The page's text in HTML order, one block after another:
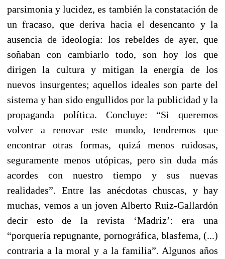
parsimonia y lucidez, es también la constatación de
un fracaso, que deriva hacia el desencanto y la
ausencia de ideología: los rebeldes de ayer, que
soñaban con cambiarlo todo, son hoy los que
dirigen la cultura y mitigan la energía de los
nuevos insurgentes; aquellos ideales son parte del
sistema y han sido engullidos por la publicidad y la
propaganda política. Concluye: “Si queremos
volver a renovar este mundo, tendremos que
encontrar otras formas, quizá menos ruidosas,
seguramente menos utópicas, pero sin duda más
acordes con nuestro tiempo y sus nuevas
realidades”. Entre las anécdotas chuscas, y hay
muchas, vemos a un joven Alberto Ruiz-Gallardón
decir esto de la revista ‘Madriz’: era una
“porquería repugnante, pornográfica, blasfema, (...)
contraria a la moral y a la familia”. Algunos años